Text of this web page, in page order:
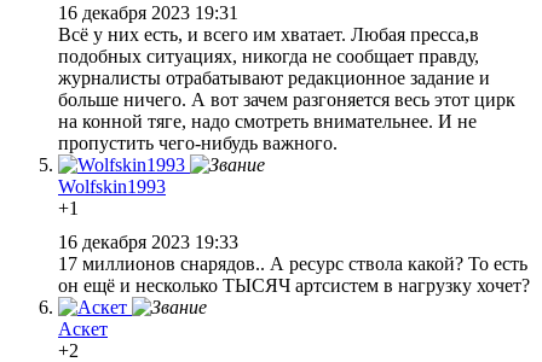
16 декабря 2023 19:31
Всё у них есть, и всего им хватает. Любая пресса,в
подобных ситуациях, никогда не сообщает правду,
журналисты отрабатывают редакционное задание и
больше ничего. А вот зачем разгоняется весь этот цирк
на конной тяге, надо смотреть внимательнее. И не
пропустить чего-нибудь важного.
Wolfskin1993
+1
16 декабря 2023 19:33
17 миллионов снарядов.. А ресурс ствола какой? То есть
он ещё и несколько ТЫСЯЧ артсистем в нагрузку хочет?
Аскет
+2